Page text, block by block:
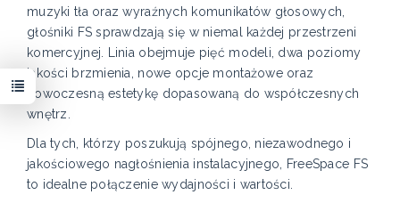
muzyki tła oraz wyraźnych komunikatów głosowych,
głośniki FS sprawdzają się w niemal każdej przestrzeni
komercyjnej. Linia obejmuje pięć modeli, dwa poziomy
jakości brzmienia, nowe opcje montażowe oraz
nowoczesną estetykę dopasowaną do współczesnych
wnętrz.
Dla tych, którzy poszukują spójnego, niezawodnego i
jakościowego nagłośnienia instalacyjnego, FreeSpace FS
to idealne połączenie wydajności i wartości.